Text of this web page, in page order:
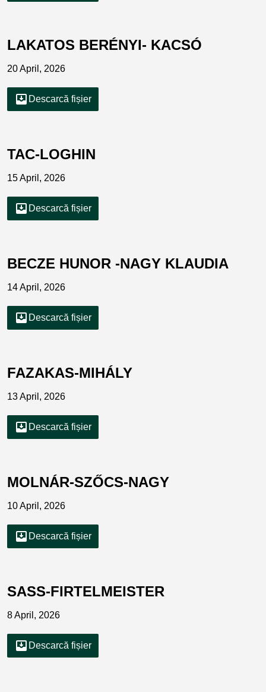
LAKATOS BERÉNYI- KACSÓ
20 April, 2026
move_to_inbox Descarcă fișier
TAC-LOGHIN
15 April, 2026
move_to_inbox Descarcă fișier
BECZE HUNOR -NAGY KLAUDIA
14 April, 2026
move_to_inbox Descarcă fișier
FAZAKAS-MIHÁLY
13 April, 2026
move_to_inbox Descarcă fișier
MOLNÁR-SZŐCS-NAGY
10 April, 2026
move_to_inbox Descarcă fișier
SASS-FIRTELMEISTER
8 April, 2026
move_to_inbox Descarcă fișier